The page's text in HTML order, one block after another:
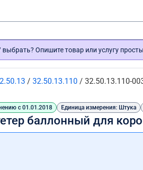
Опишите товар или услугу
/ 32.50.13.110 / 32.50.13.110-
с 01.01.2018 Единица измерения: Штука
баллонный для